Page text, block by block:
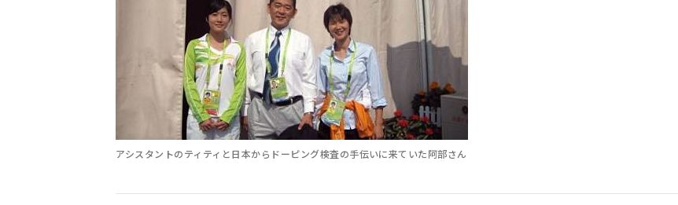
アシスタントのティティと日本からドーピング検査の手伝いに来ていた阿部さん